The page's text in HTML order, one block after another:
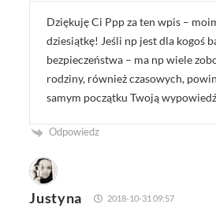
Dziękuję Ci Ppp za ten wpis –
dziesiątkę! Jeśli np jest dla kogoś
bezpieczeństwa – ma np wiele
rodziny, również czasowych,
samym początku Twoją
Odpowiedz
Justyna 2018-10-31 09:57